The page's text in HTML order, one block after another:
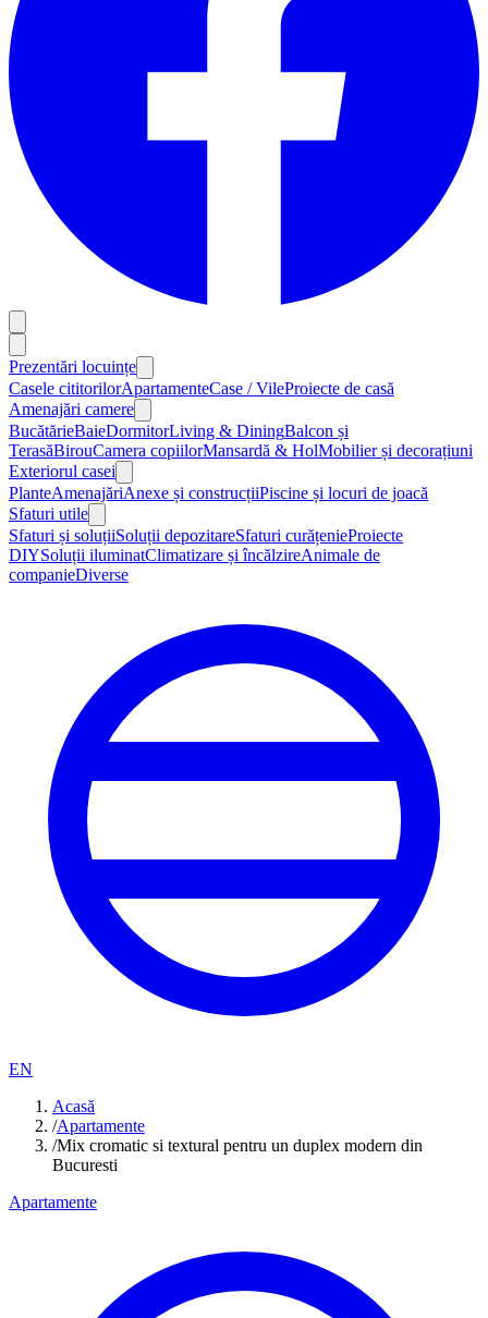
Prezentări locuințe
Casele cititorilorApartamenteCase / VileProiecte de casă
Amenajări camere
BucătărieBaieDormitorLiving & DiningBalcon și
TerasăBirouCamera copiilorMansardă & HolMobilier și decorațiuni
Exteriorul casei
PlanteAmenajăriAnexe și construcțiiPiscine și locuri de joacă
Sfaturi utile
Sfaturi și soluțiiSoluții depozitareSfaturi curățenieProiecte
DIYSoluții iluminatClimatizare și încălzireAnimale de
companieDiverse
EN
Acasă
/Apartamente
/Mix cromatic si textural pentru un duplex modern din
Bucuresti
Apartamente